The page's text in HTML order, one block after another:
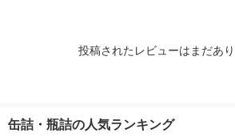
投稿されたレビューはまだあり
缶詰・瓶詰の人気ランキング